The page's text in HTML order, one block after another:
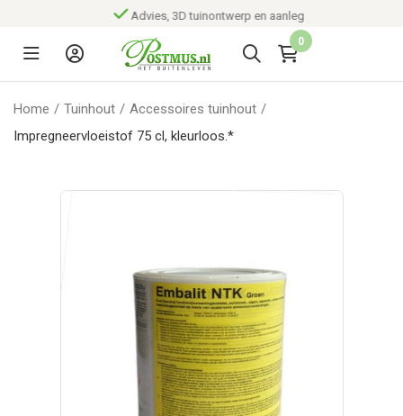
Advies, 3D tuinontwerp en aanleg
0
Home / Tuinhout / Accessoires tuinhout /
Impregneervloeistof 75 cl, kleurloos.*